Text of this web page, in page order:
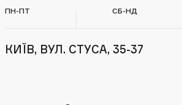
ПН-ПТ СБ-НД
КИЇВ, ВУЛ. СТУСА, 35-37